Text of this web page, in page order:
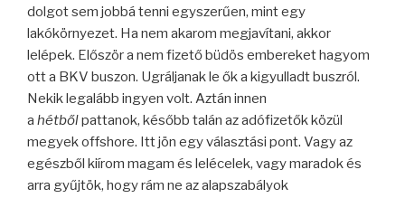
dolgot sem jobbá tenni egyszerűen, mint egy
lakókörnyezet. Ha nem akarom megjavítani, akkor
lelépek. Először a nem fizető büdös embereket hagyom
ott a BKV buszon. Ugráljanak le ők a kigyulladt buszról.
Nekik legalább ingyen volt. Aztán innen
a hétbőlpattanok, később talán az adófizetők közül
megyek offshore. Itt jön egy választási pont. Vagy az
egészből kiírom magam és lelécelek, vagy maradok és
arra gyűjtök, hogy rám ne az alapszabályok